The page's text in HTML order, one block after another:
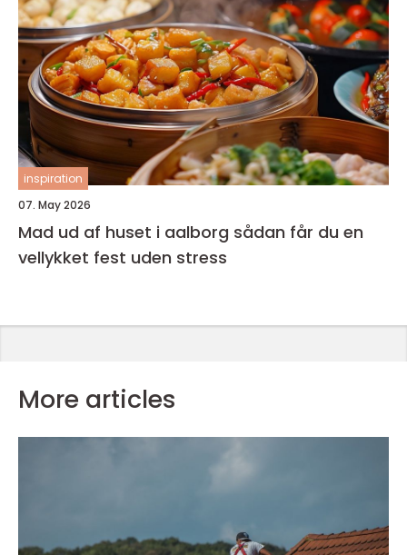
inspiration
07. May 2026
Mad ud af huset i aalborg sådan får du en
vellykket fest uden stress
More articles